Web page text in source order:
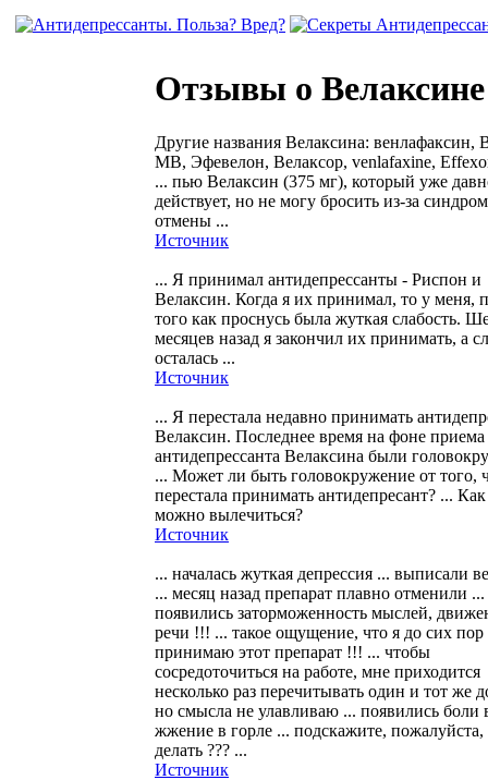
Отзывы о Велаксине
Другие названия Велаксина: венлафаксин,
МВ, Эфевелон, Велаксор, venlafaxine,
... пью Велаксин (375 мг), который уже
действует, но не могу бросить из-за
отмены ...
Источник
... Я принимал антидепрессанты - Риспон и
Велаксин. Когда я их принимал, то у меня,
того как проснусь была жуткая слабость.
месяцев назад я закончил их принимать, а
осталась ...
Источник
... Я перестала недавно принимать
Велаксин. Последнее время на фоне приема
антидепрессанта Велаксина были
... Может ли быть головокружение от того,
перестала принимать антидепресант? ... Как
можно вылечиться?
Источник
... началась жуткая депрессия ... выписали
... месяц назад препарат плавно отменили
появились заторможенность мыслей,
речи !!! ... такое ощущение, что я до сих пор
принимаю этот препарат !!! ... чтобы
сосредоточиться на работе, мне приходится
несколько раз перечитывать один и тот же
но смысла не улавливаю ... появились боли
жжение в горле ... подскажите, пожалуйста,
делать ??? ...
Источник